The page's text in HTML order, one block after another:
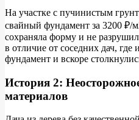
На участке с пучинистым
свайный фундамент за 3200 ₽/
сохраняла форму и не
в отличие от соседних дач, где
фундамент и вскоре
История 2:
материалов